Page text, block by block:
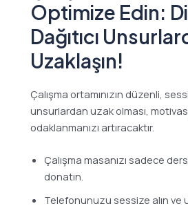
Optimize Edin:
Dağıtıcı
Uzaklaşın!
Çalışma ortamınızın düzenli,
unsurlardan uzak olması,
odaklanmanızı artıracaktır.
Çalışma masanızı sadece
donatın.
Telefonunuzu sessize alın ve